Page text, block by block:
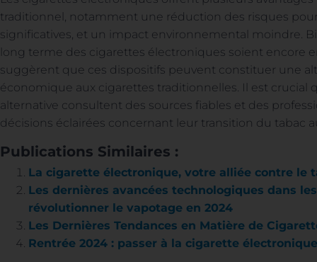
traditionnel, notamment une réduction des risques
significatives, et un impact environnemental moindre.
long terme des cigarettes électroniques soient encore
suggèrent que ces dispositifs peuvent constituer une
économique aux cigarettes traditionnelles. Il est crucial
alternative consultent des sources fiables et des
décisions éclairées concernant leur transition du tabac
Publications Similaires :
La cigarette électronique, votre alliée contre le
Les dernières avancées technologiques dans
révolutionner le vapotage en 2024
Les Dernières Tendances en Matière de
Rentrée 2024 : passer à la cigarette